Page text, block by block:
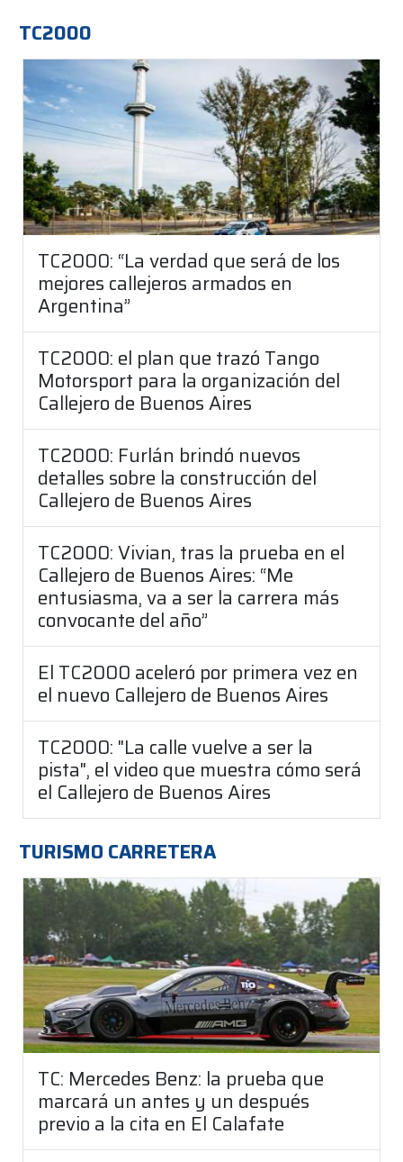
TC2000
TC2000: “La verdad que será de los
mejores callejeros armados en
Argentina”
TC2000: el plan que trazó Tango
Motorsport para la organización del
Callejero de Buenos Aires
TC2000: Furlán brindó nuevos
detalles sobre la construcción del
Callejero de Buenos Aires
TC2000: Vivian, tras la prueba en el
Callejero de Buenos Aires: “Me
entusiasma, va a ser la carrera más
convocante del año”
El TC2000 aceleró por primera vez en
el nuevo Callejero de Buenos Aires
TC2000: "La calle vuelve a ser la
pista", el video que muestra cómo será
el Callejero de Buenos Aires
TURISMO CARRETERA
TC: Mercedes Benz: la prueba que
marcará un antes y un después
previo a la cita en El Calafate